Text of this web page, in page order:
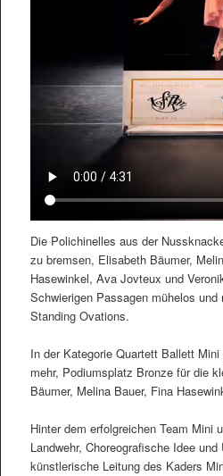
Die Polichinelles aus der
zu bremsen, Elisabeth Bäumer,
Hasewinkel, Ava Jovteux und
Schwierigen Passagen mühelos
Standing Ovations.
In der Kategorie Quartett Ballett
mehr, Podiumsplatz Bronze für die
Bäumer, Melina Bauer, Fina
Hinter dem erfolgreichen Team Mini
Landwehr, Choreografische Idee
künstlerische Leitung des Kaders